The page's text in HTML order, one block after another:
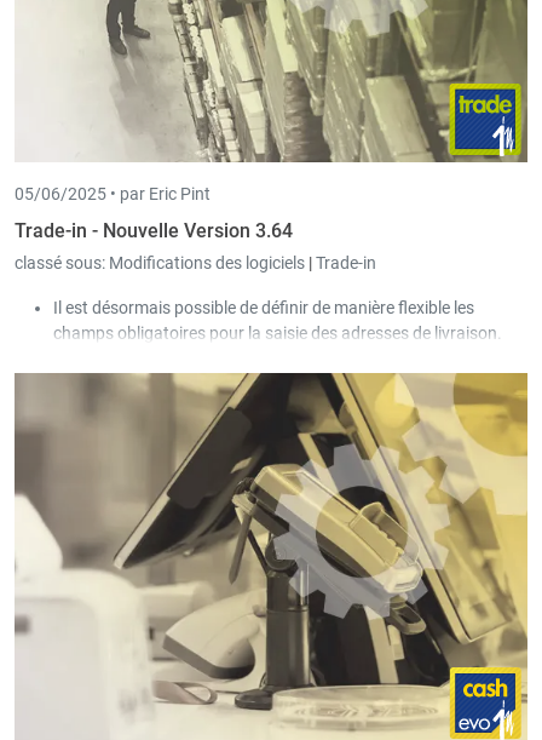
05/06/2025 • par Eric Pint
Trade-in - Nouvelle Version 3.64
classé sous: Modifications des logiciels |Trade-in
Il est désormais possible de définir de manière flexible les
champs obligatoires pour la saisie des adresses de livraison.
obligatoires peut désormais dépendre du client ou du
fournisseur sélectionné.
Dans l’écran des commandes clients, via le bouton « Articles
achetés » (accessible dans l’onglet « détails »), il est possible de
sélectionner simultanément plusieurs articles achetés dans le
passé qui seront ajoutés aux détails du document.